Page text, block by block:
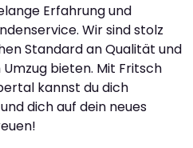
Erfahrung und
Wir sind stolz
Standard an Qualität und
bieten. Mit Fritsch
kannst du dich
dich auf dein neues